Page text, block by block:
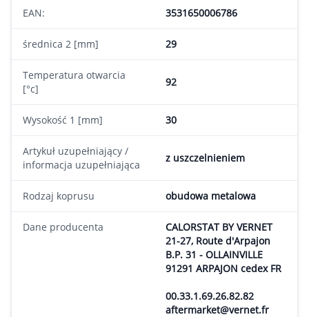
EAN: 3531650006786
średnica 2 [mm] 29
Temperatura otwarcia
[°c]
92
Wysokość 1 [mm] 30
Artykuł uzupełniający /
informacja uzupełniająca
z uszczelnieniem
Rodzaj koprusu obudowa metalowa
Dane producenta
CALORSTAT BY VERNET
21-27, Route d'Arpajon
B.P. 31 - OLLAINVILLE
91291 ARPAJON cedex FR
00.33.1.69.26.82.82
aftermarket@vernet.fr